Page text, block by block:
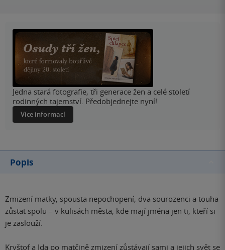
Jedna stará fotografie, tři generace žen a celé století
rodinných tajemství. Předobjednejte nyní!
Více informací
Popis
Zmizení matky, spousta nepochopení, dva sourozenci a touha
zůstat spolu – v kulisách města, kde mají jména jen ti, kteří si
je zaslouží.
Kryštof a Ida po matčině zmizení zůstávají sami a jejich svět se